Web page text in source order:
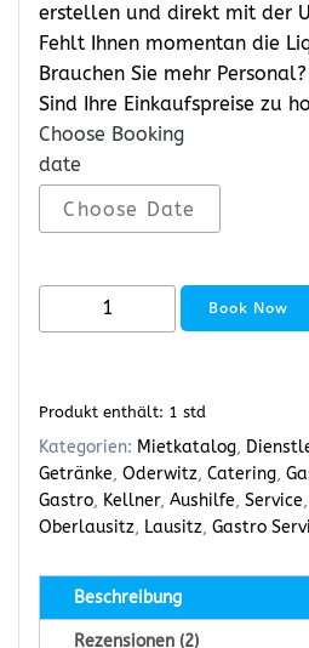
erstellen und direkt mit der
Fehlt Ihnen momentan die
Brauchen Sie mehr Personal?
Sind Ihre Einkaufspreise zu
Choose Booking
date
Book Now
Produkt enthält: 1 std
Kategorien: Mietkatalog,
Getränke, Oderwitz, Catering,
Gastro, Kellner, Aushilfe, Service,
Oberlausitz, Lausitz, Gastro
Beschreibung
Rezensionen (2)